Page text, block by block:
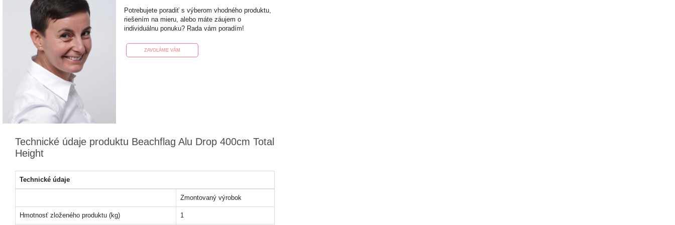
Potrebujete poradiť s výberom vhodného produktu,
riešením na mieru, alebo máte záujem o
individuálnu ponuku? Rada vám poradím!
ZAVOLÁME VÁM
Technické údaje produktu Beachflag Alu Drop 400cm Total
Height
Technické údaje
Zmontovaný výrobok
Hmotnosť zloženého produktu (kg) 1